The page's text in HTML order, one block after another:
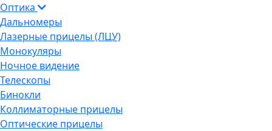
Оптика
Дальномеры
Лазерные прицелы (ЛЦУ)
Монокуляры
Ночное видение
Телескопы
Бинокли
Коллиматорные прицелы
Оптические прицелы